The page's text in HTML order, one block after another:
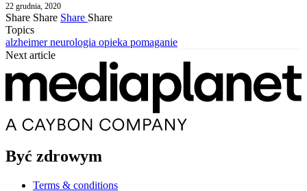
22 grudnia, 2020
Share Share Share Share
Topics
alzheimerneurologia opieka pomaganie
Next article
Być zdrowym
Terms & conditions